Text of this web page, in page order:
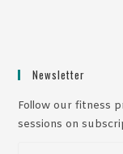
Newsletter
Follow our fitness
sessions on